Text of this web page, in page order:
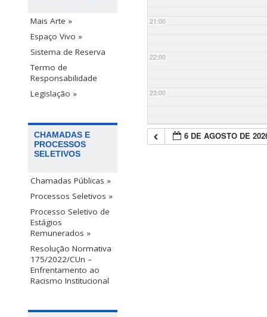
Mais Arte »
Espaço Vivo »
Sistema de Reserva
Termo de
Responsabilidade
Legislação »
CHAMADAS E
PROCESSOS
SELETIVOS
Chamadas Públicas »
Processos Seletivos »
Processo Seletivo de
Estágios
Remunerados »
Resolução Normativa
175/2022/CUn –
Enfrentamento ao
Racismo Institucional
21:00
22:00
23:00
6 DE AGOSTO DE